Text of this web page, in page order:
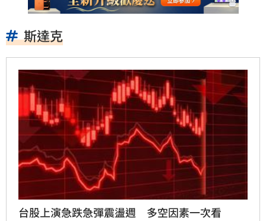
斯達克
台股上演急跌急彈震盪週 多空因素一次看